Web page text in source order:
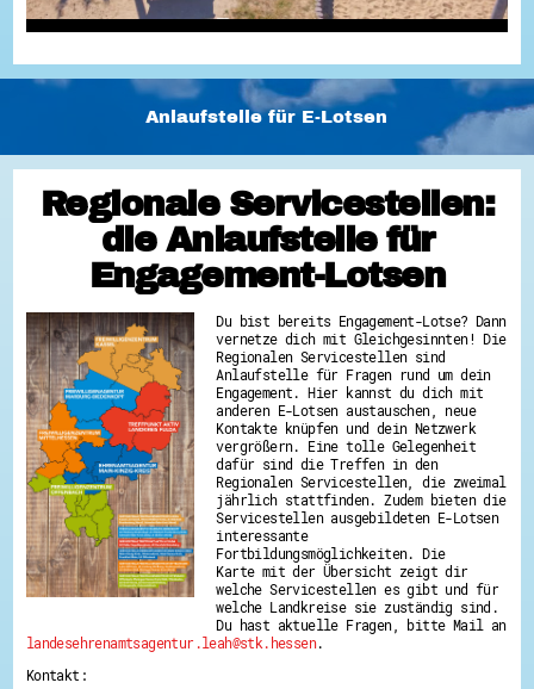
Anlaufstelle für E-Lotsen
Regionale Servicestellen:
die Anlaufstelle für
Engagement-Lotsen
Du bist bereits Engagement-Lotse? Dann
vernetze dich mit Gleichgesinnten! Die
Regionalen Servicestellen sind
Anlaufstelle für Fragen rund um dein
Engagement. Hier kannst du dich mit
anderen E-Lotsen austauschen, neue
Kontakte knüpfen und dein Netzwerk
vergrößern. Eine tolle Gelegenheit
dafür sind die Treffen in den
Regionalen Servicestellen, die zweimal
jährlich stattfinden. Zudem bieten die
Servicestellen ausgebildeten E-Lotsen
interessante
Fortbildungsmöglichkeiten. Die
Karte mit der Übersicht zeigt dir
welche Servicestellen es gibt und für
welche Landkreise sie zuständig sind.
Du hast aktuelle Fragen, bitte Mail an
landesehrenamtsagentur.leah@stk.hessen.
Kontakt: